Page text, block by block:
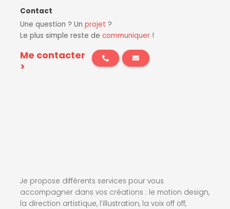
Contact
Une question ? Unprojet ?
Le plus simple reste decommuniquer !
Me contacter
>
Je propose différents services pour vous
accompagner dans vos créations : le motion design,
la direction artistique, l’illustration, la voix off off,